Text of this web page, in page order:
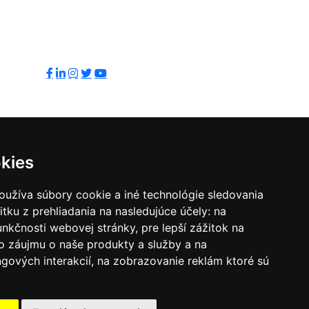
súbory cookie a iné technológie sledovania
z prehliadania na nasledujúce účely: na
webovej stránky, pre lepší zážitok na
záujmu o naše produkty a služby a na
interakcií, na zobrazovanie reklám ktoré sú
prostredia